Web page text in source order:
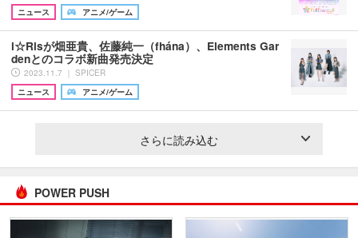
ニュース
アニメ/ゲーム
i☆Risが畑亜貴、佐藤純一（fhána）、Elements Gar
denとのコラボ新曲発売決定
2023.11.7 ｜ SPICER
ニュース
アニメ/ゲーム
さらに読み込む
POWER PUSH